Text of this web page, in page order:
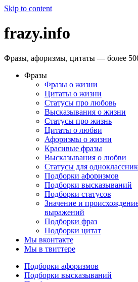
Skip to content
frazy.info
Фразы, афоризмы, цитаты — более
Фразы
Фразы о жизни
Цитаты о жизни
Статусы про любовь
Высказывания о жизни
Статусы про жизнь
Цитаты о любви
Афоризмы о жизни
Красивые фразы
Высказывания о любви
Статусы для
Подборки афоризмов
Подборки высказываний
Подборки статусов
Значение и
выражений
Подборки фраз
Подборки цитат
Мы вконтакте
Мы в твиттере
Подборки афоризмов
Подборки высказываний